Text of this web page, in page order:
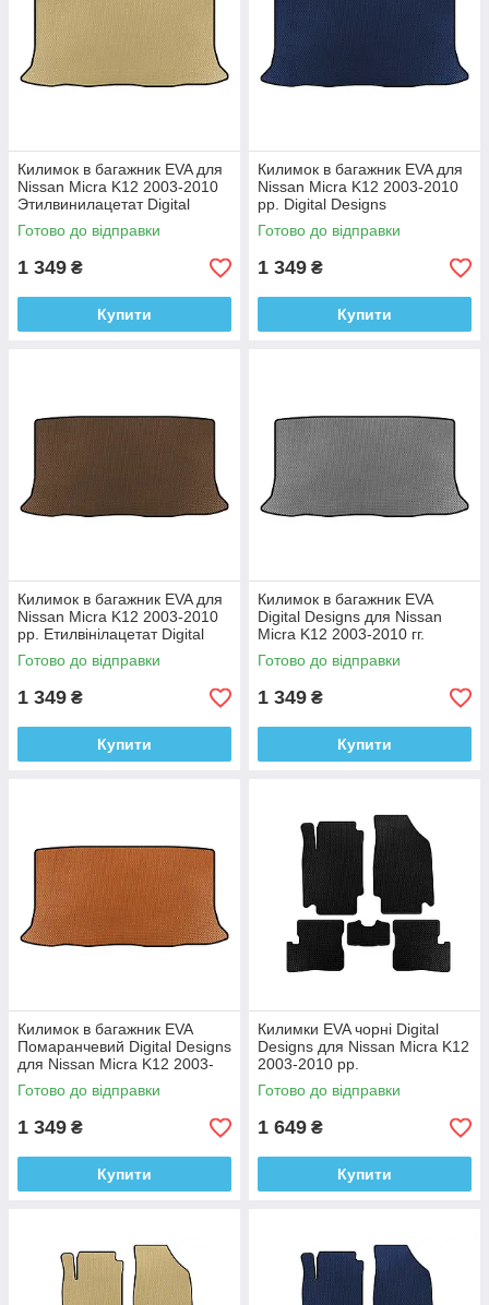
Килимок в багажник EVA для
Nissan Micra K12 2003-2010
Этилвинилацетат Digital
Designs
Готово до відправки
1 349 ₴
Купити
Килимок в багажник EVA для
Nissan Micra K12 2003-2010
рр. Digital Designs
Етилвінілацетат
Готово до відправки
1 349 ₴
Купити
Килимок в багажник EVA для
Nissan Micra K12 2003-2010
рр. Етилвінілацетат Digital
Designs
Готово до відправки
1 349 ₴
Купити
Килимок в багажник EVA
Digital Designs для Nissan
Micra K12 2003-2010 гг.
Этилвинилацетат
Готово до відправки
1 349 ₴
Купити
Килимок в багажник EVA
Помаранчевий Digital Designs
для Nissan Micra K12 2003-
2010 рр. Етилвінілацетат
Готово до відправки
1 349 ₴
Купити
Килимки EVA чорні Digital
Designs для Nissan Micra K12
2003-2010 рр.
Етилвінілацетат
Готово до відправки
1 649 ₴
Купити